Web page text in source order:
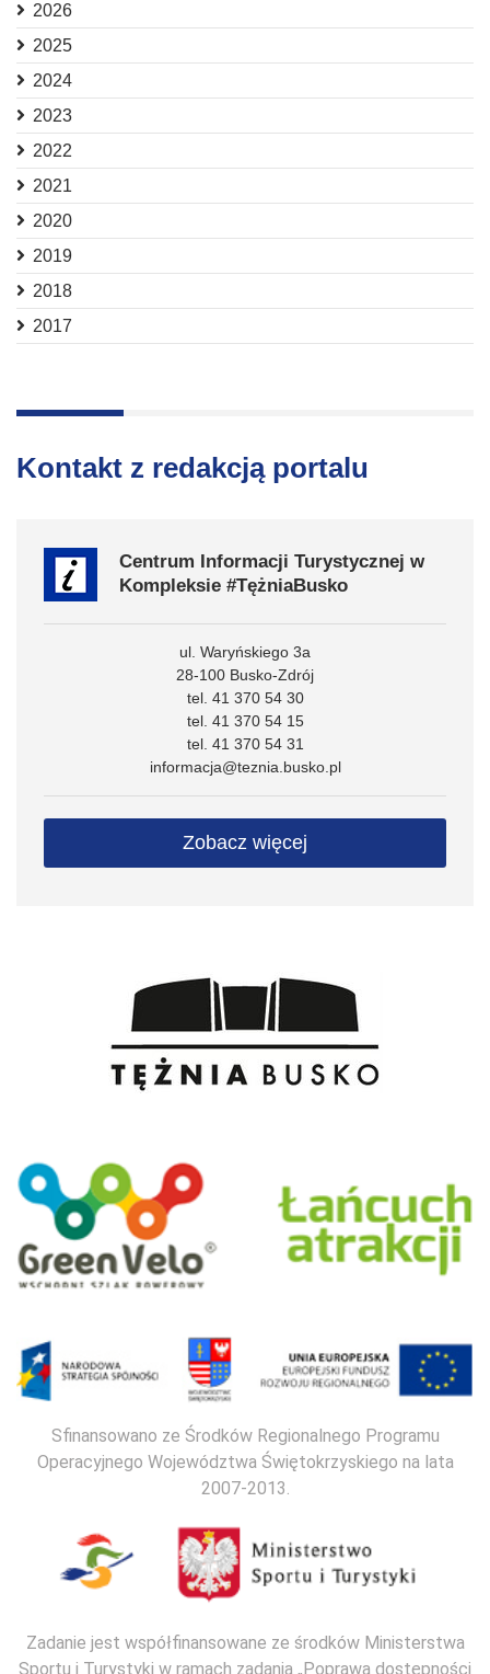
2026
2025
2024
2023
2022
2021
2020
2019
2018
2017
Kontakt z redakcją portalu
Centrum Informacji Turystycznej w
Kompleksie #TężniaBusko
ul. Waryńskiego 3a
28-100 Busko-Zdrój
tel. 41 370 54 30
tel. 41 370 54 15
tel. 41 370 54 31
informacja@teznia.busko.pl
Zobacz więcej
Sfinansowano ze Środków Regionalnego Programu
Operacyjnego Województwa Świętokrzyskiego na lata
2007-2013.
Zadanie jest współfinansowane ze środków Ministerstwa
Sportu i Turystyki w ramach zadania „Poprawa dostępności